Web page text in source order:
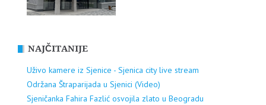
NAJČITANIJE
Uživo kamere iz Sjenice - Sjenica city live stream
Održana Štraparijada u Sjenici (Video)
Sjeničanka Fahira Fazlić osvojila zlato u Beogradu